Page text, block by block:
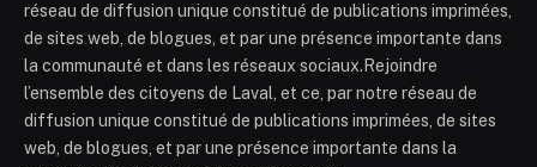
réseau de diffusion unique constitué de publications imprimées,
de sites web, de blogues, et par une présence importante dans
la communauté et dans les réseaux sociaux.Rejoindre
l’ensemble des citoyens de Laval, et ce, par notre réseau de
diffusion unique constitué de publications imprimées, de sites
web, de blogues, et par une présence importante dans la